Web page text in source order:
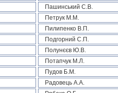
Пашинський С.В.
Петрук М.М.
Пилипенко В.П.
Подгорний С.П.
Полунєєв Ю.В.
Потапчук М.Л.
Пудов Б.М.
Радовець А.А.